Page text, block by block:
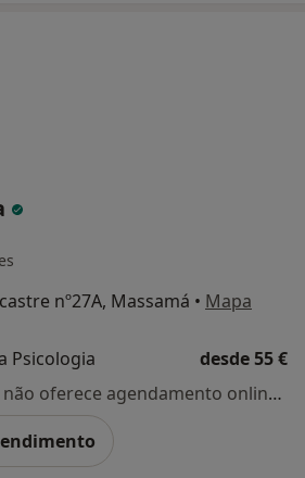
nº27A, Massamá • Mapa
Psicologia
desde 55 €
Esse especialista não oferece agendamento online para esse endereço.